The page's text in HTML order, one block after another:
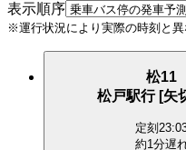
表示順序
※運行状況により実際の時刻と異
松11
松戸駅行 [矢
定刻
約1分遅